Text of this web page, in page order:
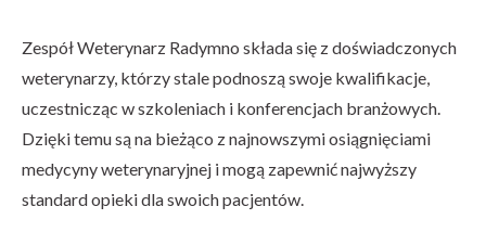
Zespół Weterynarz Radymno składa się z doświadczonych
weterynarzy, którzy stale podnoszą swoje kwalifikacje,
uczestnicząc w szkoleniach i konferencjach branżowych.
Dzięki temu są na bieżąco z najnowszymi osiągnięciami
medycyny weterynaryjnej i mogą zapewnić najwyższy
standard opieki dla swoich pacjentów.